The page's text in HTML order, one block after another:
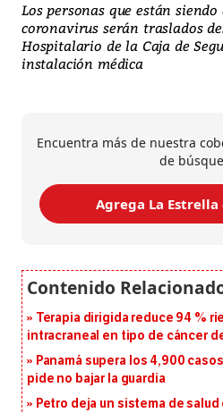
Los personas que están
coronavirus serán traslados
Hospitalario de la Caja de
instalación médica
Encuentra más de nuestra
de
Agrega La
Terapia dirigida reduce 94 %
intracraneal en tipo de cáncer
Panamá supera los 4,900
pide no bajar la guardia
Petro deja un sistema de salud